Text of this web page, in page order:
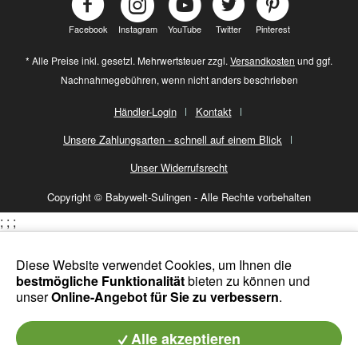
Facebook Instagram YouTube Twitter Pinterest
* Alle Preise inkl. gesetzl. Mehrwertsteuer zzgl. Versandkosten und ggf.
Nachnahmegebühren, wenn nicht anders beschrieben
Händler-Login
Kontakt
Unsere Zahlungsarten - schnell auf einem Blick
Unser Widerrufsrecht
Copyright © Babywelt-Sulingen - Alle Rechte vorbehalten
Diese Website verwendet Cookies, um Ihnen die
bestmögliche Funktionalitätbieten zu können und
unserOnline-Angebot für Sie zu verbessern.
Alle akzeptieren
; ; ;